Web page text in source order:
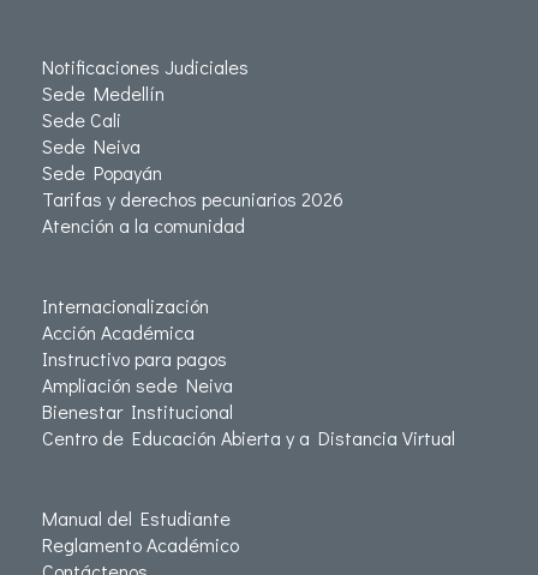
Notificaciones Judiciales
Sede Medellín
Sede Cali
Sede Neiva
Sede Popayán
Tarifas y derechos pecuniarios 2026
Atención a la comunidad
Internacionalización
Acción Académica
Instructivo para pagos
Ampliación sede Neiva
Bienestar Institucional
Centro de Educación Abierta y a Distancia Virtual
Manual del Estudiante
Reglamento Académico